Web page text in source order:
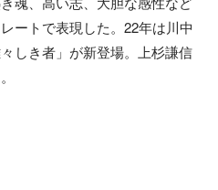
ートで表現した。22年は川中
しき者」が新登場。上杉謙信